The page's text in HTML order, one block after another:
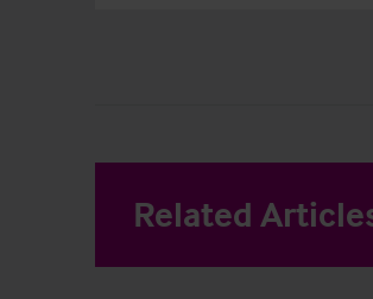
Related